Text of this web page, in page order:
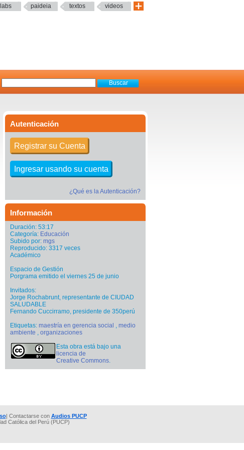
paideia textos videos
Autenticación
Registrar su Cuenta
Ingresar usando su cuenta
¿Qué es la Autenticación?
Información
Duración: 53:17
Categoría: Educación
Subido por: mgs
Reproducido: 3317 veces
Académico
Espacio de Gestión
Porgrama emitido el viernes 25 de junio
Invitados:
Jorge Rochabrunt, representante de CIUDAD
SALUDABLE
Fernando Cuccirramo, presidente de 350perú
Etiquetas: maestría en gerencia social , medio
ambiente , organizaciones
Esta obra está bajo una
licencia de
Creative Commons.
| Contactarse con Audios PUCP
Católica del Perú (PUCP)